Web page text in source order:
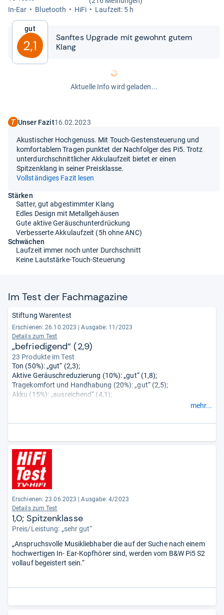
In-​Ear
Blue­tooth HiFi Lauf­zeit: 5 h
Gut
2,1
Sanf­tes Upgrade mit gewohnt gutem
Klang
Aktuelle Info wird geladen...
Unser Fazit16.02.2023
Akustischer Hochgenuss. Mit Touch-Gestensteuerung und
komfortablem Tragen punktet der Nachfolger des Pi5. Trotz
unterdurchschnittlicher Akkulaufzeit bietet er einen
Spitzenklang in seiner Preisklasse.
Vollständiges Fazit lesen
Stärken
Satter, gut abgestimmter Klang
Edles Design mit Metallgehäusen
Gute aktive Geräuschunterdrückung
Verbesserte Akkulaufzeit (5h ohne ANC)
Schwächen
Laufzeit immer noch unter Durchschnitt
Keine Lautstärke-Touch-Steuerung
Im Test der Fach­ma­ga­zine
Stiftung Warentest
Erschienen: 26.10.2023 | Ausgabe: 11/2023
Details zum Test
„befriedigend“ (2,9)
23 Produkte im Test
Ton (50%): „gut“ (2,3);
Aktive Geräuschreduzierung (10%): „gut“ (1,8);
Tragekomfort und Handhabung (20%): „gut“ (2,5);
Akku (15%): „ausreichend“ (4,1);
mehr...
Erschienen: 23.06.2023 | Ausgabe: 4/2023
Details zum Test
1,0; Spitzenklasse
Preis/Leistung: „sehr gut“
„Anspruchsvolle Musikliebhaber die auf der Suche nach einem
hochwertigen In- Ear-Kopfhörer sind, werden vom B&W Pi5 S2
vollauf begeistert sein.“